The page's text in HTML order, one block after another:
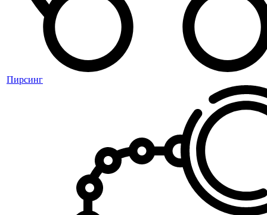
Пирсинг